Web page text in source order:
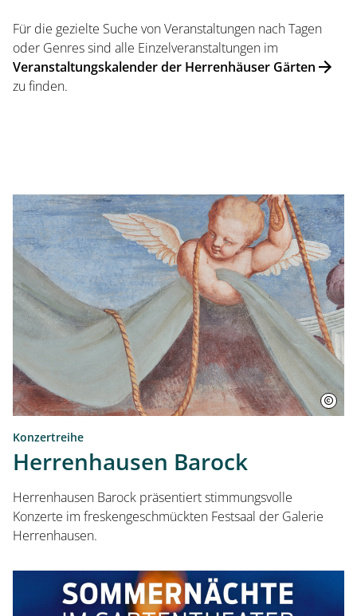
Für die gezielte Suche von Veranstaltungen nach Tagen
oder Genres sind alle Einzelveranstaltungen im
Veranstaltungskalender der Herrenhäuser Gärten
zu finden.
Konzertreihe
Herrenhausen Barock
Herrenhausen Barock präsentiert stimmungsvolle
Konzerte im freskengeschmückten Festsaal der Galerie
Herrenhausen.